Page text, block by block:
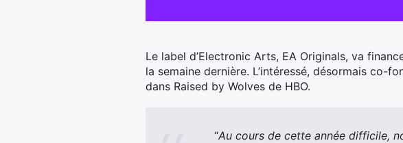
Le label d’Electronic Arts, EA Originals, va
la semaine dernière. L’intéressé, désormais co-
dans Raised by Wolves de HBO.
“Au cours de cette année difficile,